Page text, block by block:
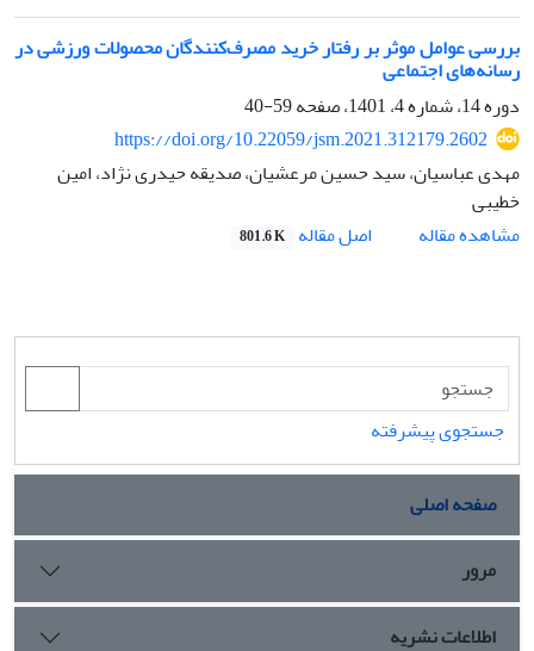
بررسی عوامل موثر بر رفتار خرید مصرف‌کنندگان محصولات ورزشی در
رسانه‌های اجتماعی
دوره 14، شماره 4، 1401، صفحه
59-40
https://doi.org/10.22059/jsm.2021.312179.2602
مهدی عباسیان، سید حسین مرعشیان، صدیقه حیدری نژاد، امین
خطیبی
مشاهده مقاله
اصل مقاله 801.6 K
جستجوی پیشرفته
صفحه اصلی
مرور
اطلاعات نشریه